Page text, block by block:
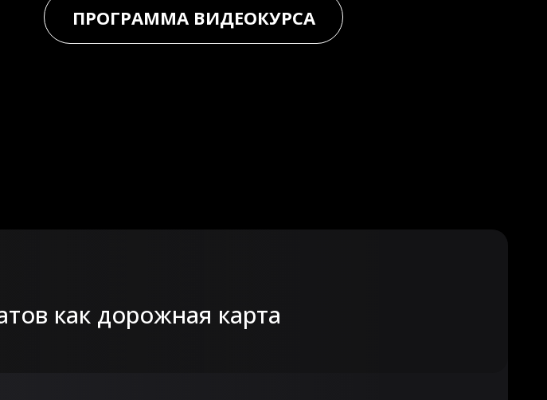
ПРОГРАММА ВИДЕОКУРСА
как дорожная карта